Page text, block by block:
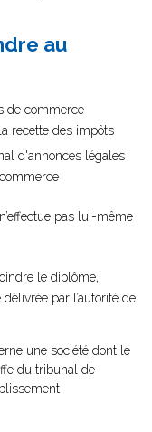
au
de commerce
recette des impôts
d'annonces légales
pas lui-même
le diplôme,
délivrée par l’autorité de
une société dont le
du tribunal de